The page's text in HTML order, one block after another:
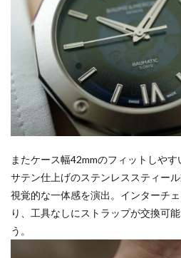
またケース幅42mmのフィットしや
サテン仕上げのステンレススティー
視覚的な一体感を演出。インターチ
り、工具なしにストラップが交換可
う。